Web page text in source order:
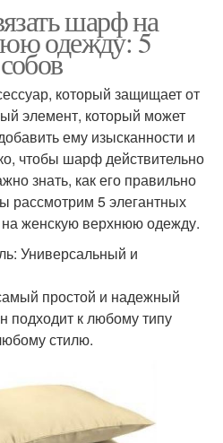
шарф на
одежду: 5
который защищает от
элемент, который может
ему изысканности и
чтобы шарф действительно
знать, как его правильно
рассмотрим 5 элегантных
женскую верхнюю одежду.
Универсальный и
простой и надежный
подходит к любому типу
стилю.